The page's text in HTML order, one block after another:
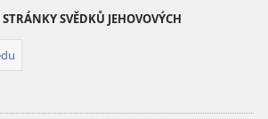
SVĚDKŮ JEHOVOVÝCH